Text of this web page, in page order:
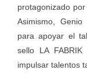
protagonizado
Asimismo,
para apoyar el
sello LA FABRIK
impulsar talentos